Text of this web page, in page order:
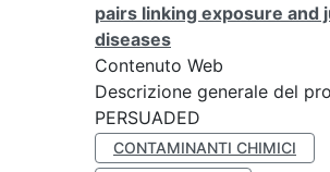
pairs linking exposure and
diseases
Contenuto Web
Descrizione generale del
PERSUADED
CONTAMINANTI CHIMICI